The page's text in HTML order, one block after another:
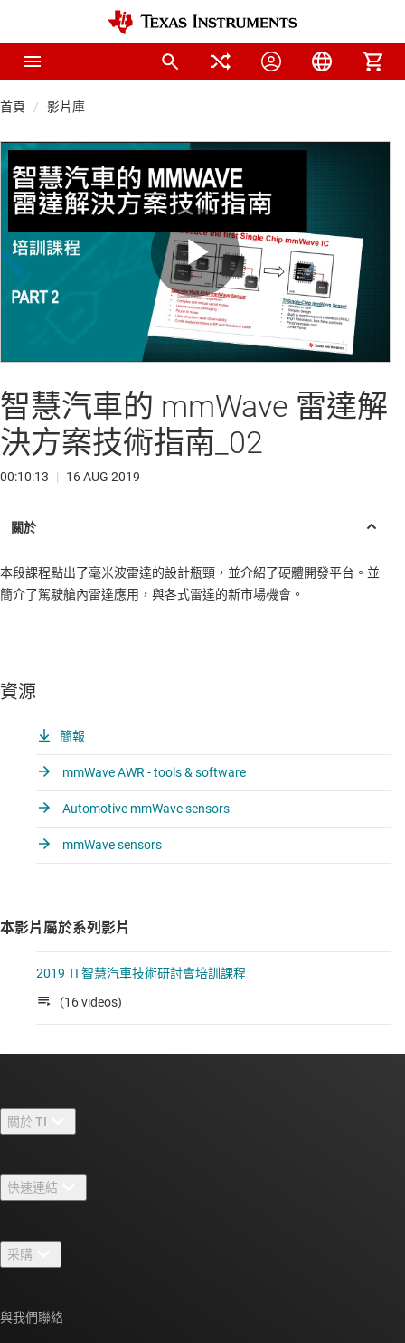
首頁 影片庫
Play
Video
智慧汽車的 mmWave 雷達解
決方案技術指南_02
00:10:13 | 16 AUG 2019
本段課程點出了毫米波雷達的設計瓶頸，並介紹了硬體開發平台。並
簡介了駕駛艙內雷達應用，與各式雷達的新市場機會。
資源
簡報
mmWave AWR - tools & software
Automotive mmWave sensors
mmWave sensors
本影片屬於系列影片
2019 TI 智慧汽車技術研討會培訓課程
(16 videos)
關於 TI
人才招募
新聞室
活動
快速連結
TI E2E™ 設計支援論壇
交互參考搜索
采購
與我們聯絡